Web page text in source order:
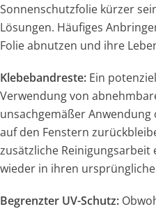
Sonnenschutzfolie kürzer
Lösungen. Häufiges
Folie abnutzen und ihre
Klebebandreste: Ein
Verwendung von
unsachgemäßer
auf den Fenstern
zusätzliche
wieder in ihren
Begrenzter UV-Schutz: